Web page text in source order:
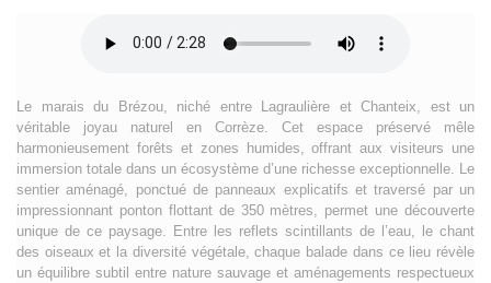
Le marais du Brézou, niché entre Lagraulière et Chanteix, est un
véritable joyau naturel en Corrèze. Cet espace préservé mêle
harmonieusement forêts et zones humides, offrant aux visiteurs une
immersion totale dans un écosystème d’une richesse exceptionnelle. Le
sentier aménagé, ponctué de panneaux explicatifs et traversé par un
impressionnant ponton flottant de 350 mètres, permet une découverte
unique de ce paysage. Entre les reflets scintillants de l’eau, le chant
des oiseaux et la diversité végétale, chaque balade dans ce lieu révèle
un équilibre subtil entre nature sauvage et aménagements respectueux